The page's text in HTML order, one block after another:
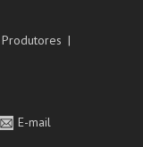
Produtores
E-mail